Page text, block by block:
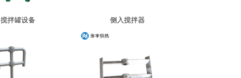
搅拌罐设备 侧入搅拌器